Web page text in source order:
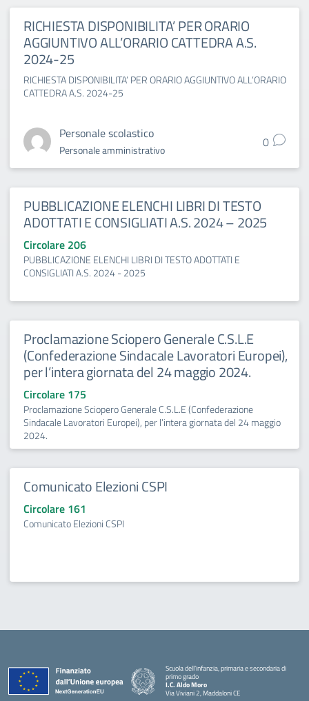
RICHIESTA DISPONIBILITA’ PER ORARIO
AGGIUNTIVO ALL’ORARIO CATTEDRA A.S.
2024-25
RICHIESTA DISPONIBILITA’ PER ORARIO AGGIUNTIVO ALL’ORARIO
CATTEDRA A.S. 2024-25
Personale scolastico
Personale amministrativo 0
PUBBLICAZIONE ELENCHI LIBRI DI TESTO
ADOTTATI E CONSIGLIATI A.S. 2024 – 2025
Circolare 206
PUBBLICAZIONE ELENCHI LIBRI DI TESTO ADOTTATI E
CONSIGLIATI A.S. 2024 - 2025
Proclamazione Sciopero Generale C.S.L.E
(Confederazione Sindacale Lavoratori Europei),
per l’intera giornata del 24 maggio 2024.
Circolare 175
Proclamazione Sciopero Generale C.S.L.E (Confederazione
Sindacale Lavoratori Europei), per l’intera giornata del 24 maggio
2024.
Comunicato Elezioni CSPI
Circolare 161
Comunicato Elezioni CSPI
Scuola dell’infanzia, primaria e secondaria di
primo grado
I.C. Aldo Moro
Via Viviani 2, Maddaloni CE